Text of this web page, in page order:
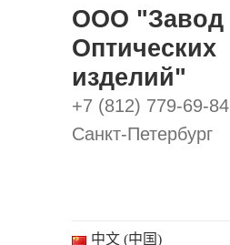
ООО "Завод
Оптических
изделий"
+7 (812) 779-69-84
Санкт-Петербург
中文 (中国)